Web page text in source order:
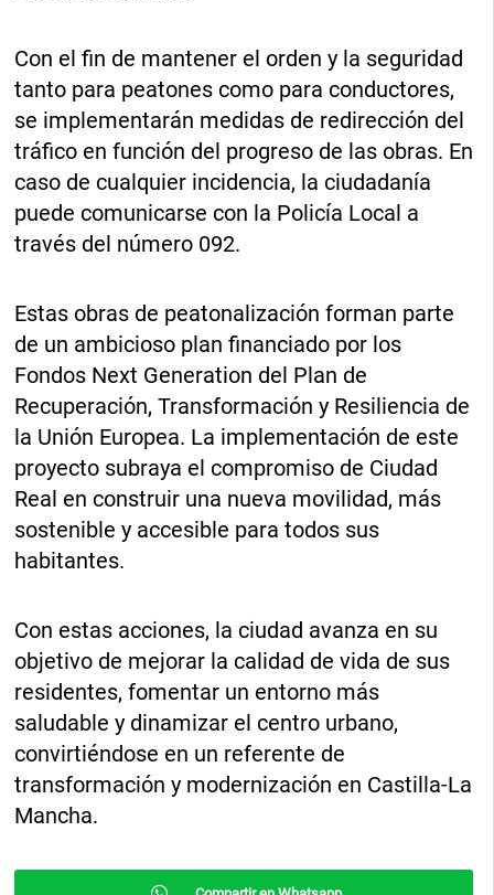
Con el fin de mantener el orden y la seguridad
tanto para peatones como para conductores,
se implementarán medidas de redirección del
tráfico en función del progreso de las obras. En
caso de cualquier incidencia, la ciudadanía
puede comunicarse con la Policía Local a
través del número 092.
Estas obras de peatonalización forman parte
de un ambicioso plan financiado por los
Fondos Next Generation del Plan de
Recuperación, Transformación y Resiliencia de
la Unión Europea. La implementación de este
proyecto subraya el compromiso de Ciudad
Real en construir una nueva movilidad, más
sostenible y accesible para todos sus
habitantes.
Con estas acciones, la ciudad avanza en su
objetivo de mejorar la calidad de vida de sus
residentes, fomentar un entorno más
saludable y dinamizar el centro urbano,
convirtiéndose en un referente de
transformación y modernización en Castilla-La
Mancha.